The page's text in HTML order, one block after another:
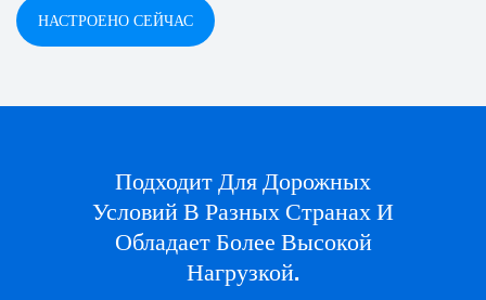
НАСТРОЕНО СЕЙЧАС
Подходит Для Дорожных
Условий В Разных Странах И
Обладает Более Высокой
Нагрузкой.